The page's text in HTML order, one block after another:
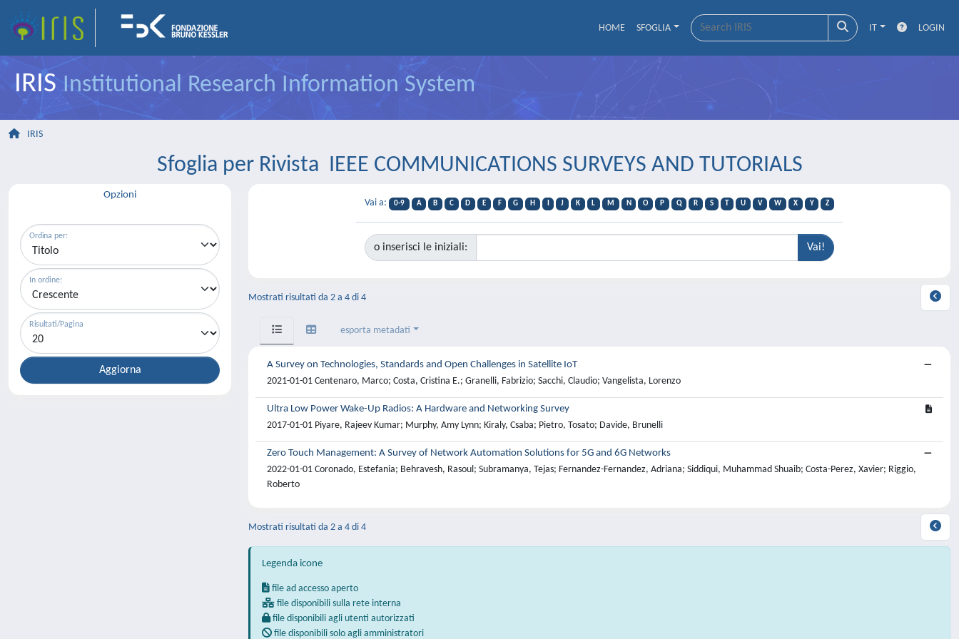
HOME SFOGLIA IT LOGIN
IRISInstitutional Research Information System
IRIS
Sfoglia per Rivista IEEE COMMUNICATIONS SURVEYS AND TUTORIALS
Opzioni
Ordina per:
In ordine:
Risultati/Pagina
Vai a: 0-9 A B C D E F G H J K L M N O P Q R S T U V W X Y Z
o inserisci le iniziali:
Mostrati risultati da 2 a 4 di 4
esporta metadati
A Survey on Technologies, Standards and Open Challenges in Satellite IoT
2021-01-01 Centenaro, Marco; Costa, Cristina E.; Granelli, Fabrizio; Sacchi, Claudio; Vangelista, Lorenzo
Ultra Low Power Wake-Up Radios: A Hardware and Networking Survey
2017-01-01 Piyare, Rajeev Kumar; Murphy, Amy Lynn; Kiraly, Csaba; Pietro, Tosato; Davide, Brunelli
Zero Touch Management: A Survey of Network Automation Solutions for 5G and 6G Networks
2022-01-01 Coronado, Estefania; Behravesh, Rasoul; Subramanya, Tejas; Fernandez-Fernandez, Adriana; Siddiqui, Muhammad Shuaib; Costa-Perez, Xavier; Riggio,
Roberto
Mostrati risultati da 2 a 4 di 4
Legenda icone
file ad accesso aperto
file disponibili sulla rete interna
file disponibili agli utenti autorizzati
file disponibili solo agli amministratori